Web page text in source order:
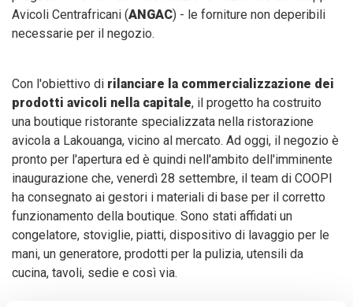
Avicoli Centrafricani (ANGAC) - le forniture non deperibili
necessarie per il negozio.
Con l'obiettivo di rilanciare la commercializzazione dei
prodotti avicoli nella capitale, il progetto ha costruito
una boutique ristorante specializzata nella ristorazione
avicola a Lakouanga, vicino al mercato. Ad oggi, il negozio è
pronto per l'apertura ed è quindi nell'ambito dell'imminente
inaugurazione che, venerdì 28 settembre, il team di COOPI
ha consegnato ai gestori i materiali di base per il corretto
funzionamento della boutique. Sono stati affidati un
congelatore, stoviglie, piatti, dispositivo di lavaggio per le
mani, un generatore, prodotti per la pulizia, utensili da
cucina, tavoli, sedie e così via.